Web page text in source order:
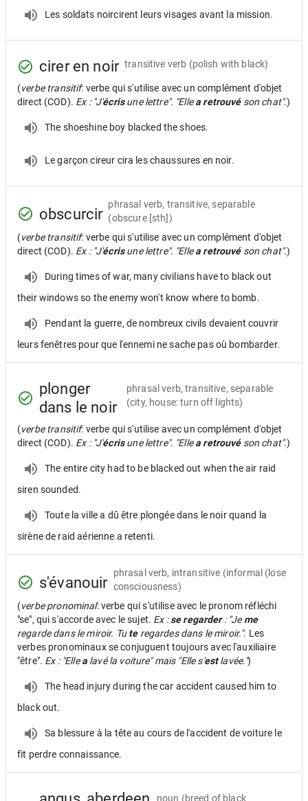
Les soldats noircirent leurs visages avant la mission.
cirer en noir transitive verb (polish with black)
(verbe transitif: verbe qui s'utilise avec un complément d'objet
direct (COD). Ex : "J'écrisune lettre". "Ellea retrouvéson chat".)
The shoeshine boy blacked the shoes.
Le garçon cireur cira les chaussures en noir.
obscurcir
phrasal verb, transitive, separable
(obscure [sth])
(verbe transitif: verbe qui s'utilise avec un complément d'objet
direct (COD). Ex : "J'écrisune lettre". "Ellea retrouvéson chat".)
During times of war, many civilians have to black out
their windows so the enemy won't know where to bomb.
Pendant la guerre, de nombreux civils devaient couvrir
leurs fenêtres pour que l'ennemi ne sache pas où bombarder.
plonger
dans le noir
phrasal verb, transitive, separable
(city, house: turn off lights)
(verbe transitif: verbe qui s'utilise avec un complément d'objet
direct (COD). Ex : "J'écrisune lettre". "Ellea retrouvéson chat".)
The entire city had to be blacked out when the air raid
siren sounded.
Toute la ville a dû être plongée dans le noir quand la
sirène de raid aérienne a retenti.
s'évanouir
phrasal verb, intransitive (informal (lose
consciousness)
(verbe pronominal: verbe qui s'utilise avec le pronom réfléchi
"se", qui s'accorde avec le sujet. Ex :se regarder: "Je me
regarde dans le miroir. Tuteregardes dans le miroir.". Les
verbes pronominaux se conjuguent toujours avec l'auxiliaire
"être". Ex : "Ellea lavé la voiture" mais "Elle s'estlavée.")
The head injury during the car accident caused him to
black out.
Sa blessure à la tête au cours de l'accident de voiture le
fit perdre connaissance.
noun (breed of black